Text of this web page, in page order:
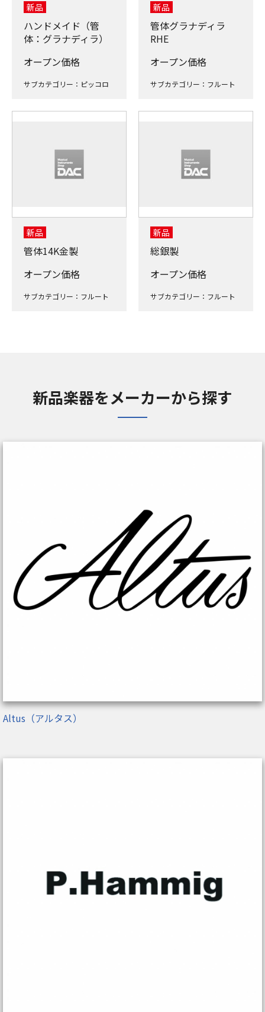
新品
ハンドメイド（管
体：グラナディラ）
オープン価格
サブカテゴリー：ピッコロ
新品
管体グラナディラ
RHE
オープン価格
サブカテゴリー：フルート
新品
管体14K金製
オープン価格
サブカテゴリー：フルート
新品
総銀製
オープン価格
サブカテゴリー：フルート
新品楽器をメーカーから探す
Altus（アルタス）